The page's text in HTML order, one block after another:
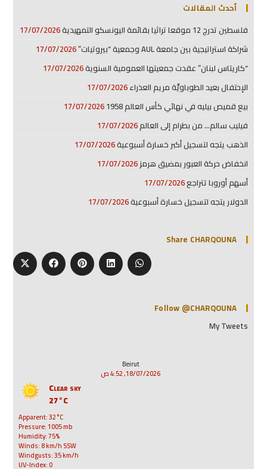
أحدث المقالات
فلسطين تدرج 12 موقعا تراثيا بقائمة اليونسكو التمهيدية
17/07/2026
شراكة استراتيجية بين جامعة AUL وجمعية “بيروتيات”
17/07/2026
“كاريتاس لبنان” عقدت جمعيتها العمومية السنوية17/07/2026
الإحتفال بعيد الطوباويَّة مريم العذراء17/07/2026
بيع قميص بيليه في نهائي كأس العالم 1958
17/07/2026
فيليب سالم… من بطرام إلى العالم17/07/2026
الذهب يتجه لتسجيل أكبر خسارة أسبوعية17/07/2026
انخفاض حركة العبور بمضيق هرمز17/07/2026
أسهم أوروبا تتراجع17/07/2026
الدولار يتجه لتسجيل خسارة أسبوعية17/07/2026
Share CHARQOUNA
Follow @CHARQOUNA
My Tweets
Beirut
18/07/2026, 4:52 ص
Clear sky
27°C
Apparent: 32°C
Pressure: 1005 mb
Humidity: 75%
Winds: 8 km/h SSW
Windgusts: 35 km/h
UV-Index: 0